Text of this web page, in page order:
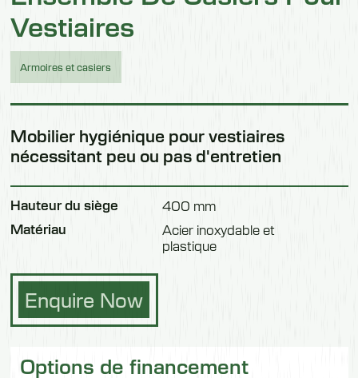
Vestiaires
Armoires et casiers
Mobilier hygiénique pour vestiaires
nécessitant peu ou pas d'entretien
Hauteur du siège 400 mm
Matériau
Acier inoxydable et
plastique
Enquire Now
Options de financement